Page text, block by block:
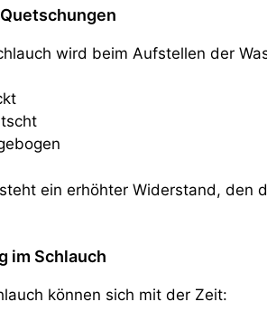
wird beim Aufstellen der
ein erhöhter Widerstand, den
im Schlauch
können sich mit der Zeit: